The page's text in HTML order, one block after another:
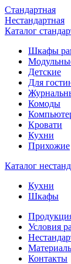
Стандартная
Нестандартная
Каталог
Шкафы
Детские
Для
Комоды
Кровати
Кухни
Прихожие
Каталог
Кухни
Шкафы
Условия
Контакты